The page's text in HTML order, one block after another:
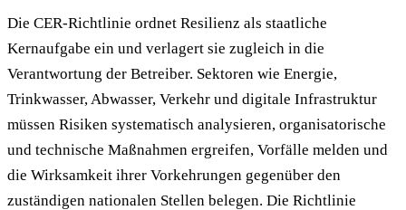
Die CER-Richtlinie ordnet Resilienz als staatliche
Kernaufgabe ein und verlagert sie zugleich in die
Verantwortung der Betreiber. Sektoren wie Energie,
Trinkwasser, Abwasser, Verkehr und digitale Infrastruktur
müssen Risiken systematisch analysieren, organisatorische
und technische Maßnahmen ergreifen, Vorfälle melden und
die Wirksamkeit ihrer Vorkehrungen gegenüber den
zuständigen nationalen Stellen belegen. Die Richtlinie